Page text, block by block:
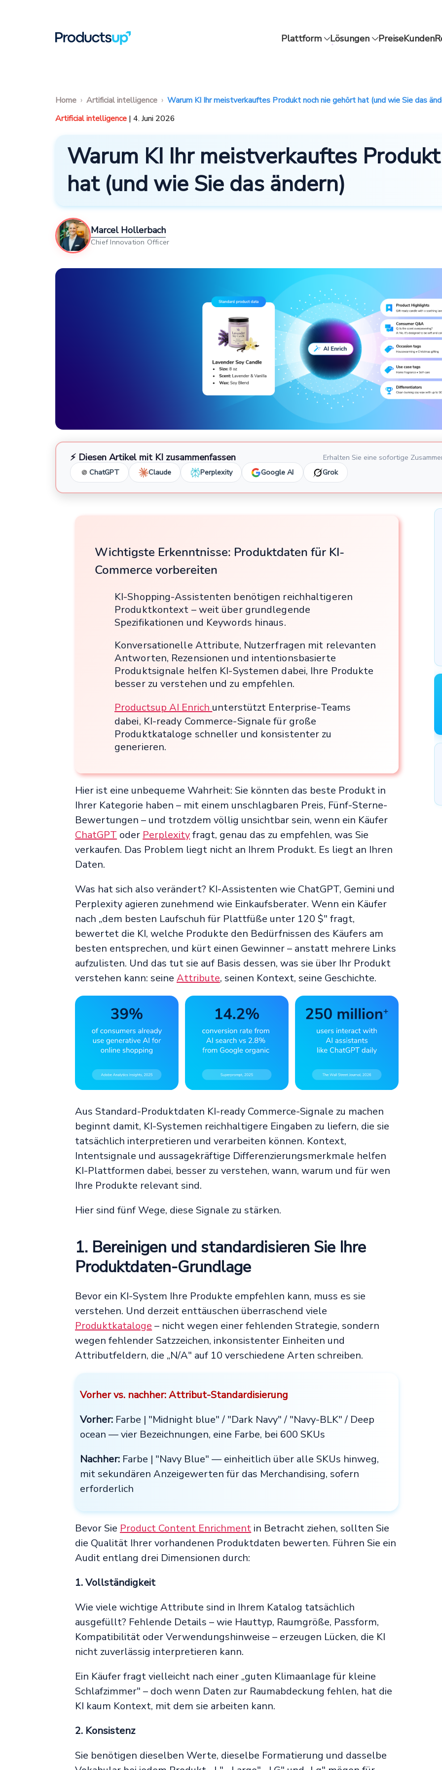
Plattform Lösungen PreiseKunden
Home Artificial intelligence
Warum KI Ihr meistverkauftes Produkt noch nie gehört hat (und wie Sie das
Artificial intelligence | 4. Juni 2026
Warum KI Ihr meistverkauftes
hat (und wie Sie das ändern)
Marcel Hollerbach
Chief Innovation Officer
⚡ Diesen Artikel mit KI zusammenfassen
Erhalten Sie eine sofortige
ChatGPT
Claude Perplexity Google AI Grok
Wichtigste Erkenntnisse: Produktdaten für KI-
Commerce vorbereiten
KI-Shopping-Assistenten benötigen reichhaltigeren
Produktkontext – weit über grundlegende
Spezifikationen und Keywords hinaus.
Konversationelle Attribute, Nutzerfragen mit relevanten
Antworten, Rezensionen und intentionsbasierte
Produktsignale helfen KI-Systemen dabei, Ihre Produkte
besser zu verstehen und zu empfehlen.
Productsup AI Enrich unterstützt Enterprise-Teams
dabei, KI-ready Commerce-Signale für große
Produktkataloge schneller und konsistenter zu
generieren.
Hier ist eine unbequeme Wahrheit: Sie könnten das beste Produkt in
Ihrer Kategorie haben – mit einem unschlagbaren Preis, Fünf-Sterne-
Bewertungen – und trotzdem völlig unsichtbar sein, wenn ein Käufer
ChatGPT oder Perplexityfragt, genau das zu empfehlen, was Sie
verkaufen. Das Problem liegt nicht an Ihrem Produkt. Es liegt an Ihren
Daten.
Was hat sich also verändert? KI-Assistenten wie ChatGPT, Gemini und
Perplexity agieren zunehmend wie Einkaufsberater. Wenn ein Käufer
nach „dem besten Laufschuh für Plattfüße unter 120 $" fragt,
bewertet die KI, welche Produkte den Bedürfnissen des Käufers am
besten entsprechen, und kürt einen Gewinner – anstatt mehrere Links
aufzulisten. Und das tut sie auf Basis dessen, was sie über Ihr Produkt
verstehen kann: seine Attribute, seinen Kontext, seine Geschichte.
Aus Standard-Produktdaten KI-ready Commerce-Signale zu machen
beginnt damit, KI-Systemen reichhaltigere Eingaben zu liefern, die sie
tatsächlich interpretieren und verarbeiten können. Kontext,
Intentsignale und aussagekräftige Differenzierungsmerkmale helfen
KI-Plattformen dabei, besser zu verstehen, wann, warum und für wen
Ihre Produkte relevant sind.
Hier sind fünf Wege, diese Signale zu stärken.
1. Bereinigen und standardisieren Sie Ihre
Produktdaten-Grundlage
Bevor ein KI-System Ihre Produkte empfehlen kann, muss es sie
verstehen. Und derzeit enttäuschen überraschend viele
Produktkataloge – nicht wegen einer fehlenden Strategie, sondern
wegen fehlender Satzzeichen, inkonsistenter Einheiten und
Attributfeldern, die „N/A" auf 10 verschiedene Arten schreiben.
Vorher vs. nachher: Attribut-Standardisierung
Vorher: Farbe | "Midnight blue" / "Dark Navy" / "Navy-BLK" / Deep
ocean — vier Bezeichnungen, eine Farbe, bei 600 SKUs
Nachher: Farbe | "Navy Blue" — einheitlich über alle SKUs hinweg,
mit sekundären Anzeigewerten für das Merchandising, sofern
erforderlich
Bevor Sie Product Content Enrichment in Betracht ziehen, sollten Sie
die Qualität Ihrer vorhandenen Produktdaten bewerten. Führen Sie ein
Audit entlang drei Dimensionen durch:
1. Vollständigkeit
Wie viele wichtige Attribute sind in Ihrem Katalog tatsächlich
ausgefüllt? Fehlende Details – wie Hauttyp, Raumgröße, Passform,
Kompatibilität oder Verwendungshinweise – erzeugen Lücken, die KI
nicht zuverlässig interpretieren kann.
Ein Käufer fragt vielleicht nach einer „guten Klimaanlage für kleine
Schlafzimmer" – doch wenn Daten zur Raumabdeckung fehlen, hat die
KI kaum Kontext, mit dem sie arbeiten kann.
2. Konsistenz
Sie benötigen dieselben Werte, dieselbe Formatierung und dasselbe